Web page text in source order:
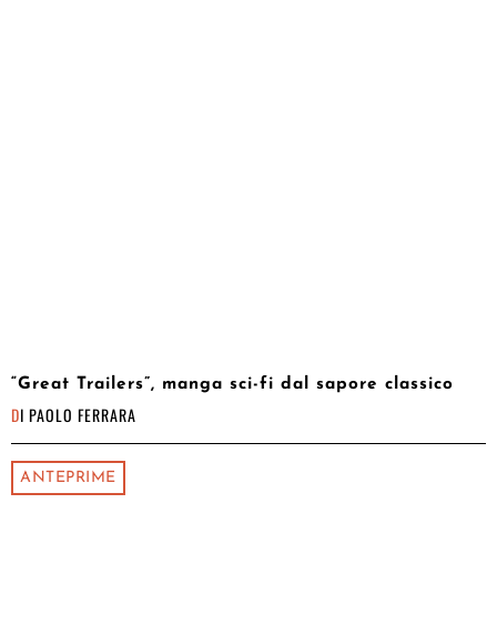
“Great Trailers”, manga sci-fi dal sapore classico
DI PAOLO FERRARA
ANTEPRIME